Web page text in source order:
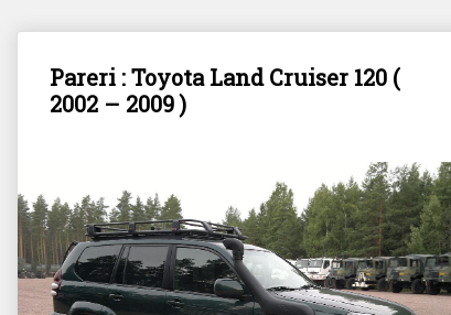
Pareri : Toyota Land Cruiser 120 (
2002 – 2009 )